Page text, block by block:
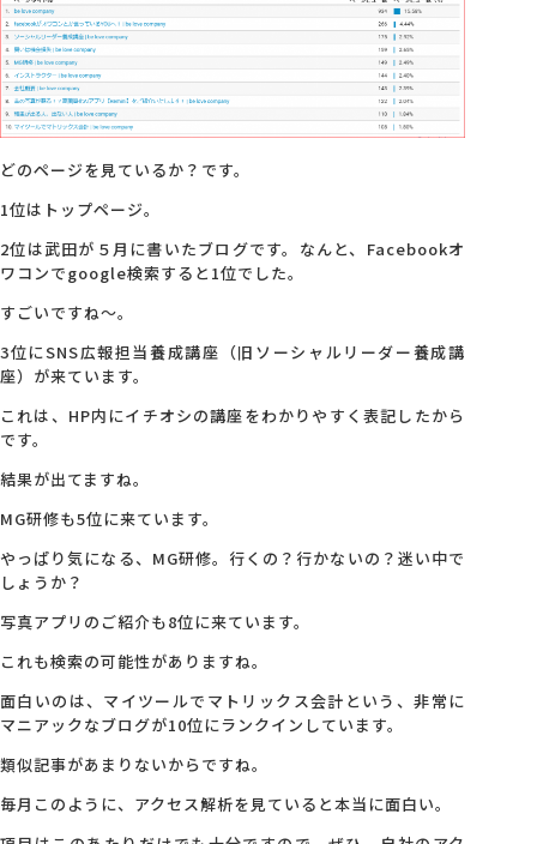
どのページを見ているか？です。
1位はトップページ。
2位は武田が５月に書いたブログです。なんと、Facebookオ
ワコンでgoogle検索すると1位でした。
すごいですね～。
3位にSNS広報担当養成講座（旧ソーシャルリーダー養成講
座）が来ています。
これは、HP内にイチオシの講座をわかりやすく表記したから
です。
結果が出てますね。
MG研修も5位に来ています。
やっぱり気になる、MG研修。行くの？行かないの？迷い中で
しょうか？
写真アプリのご紹介も8位に来ています。
これも検索の可能性がありますね。
面白いのは、マイツールでマトリックス会計という、非常に
マニアックなブログが10位にランクインしています。
類似記事があまりないからですね。
毎月このように、アクセス解析を見ていると本当に面白い。